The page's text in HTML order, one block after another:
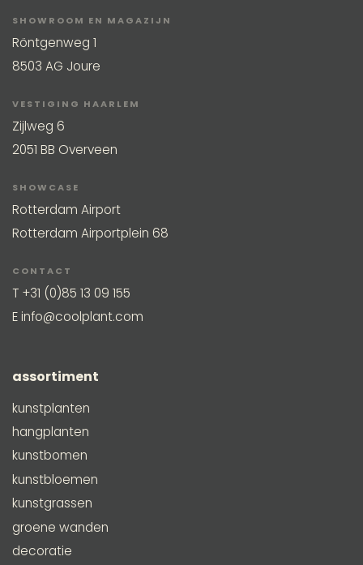
SHOWROOM EN MAGAZIJN
Röntgenweg 1
8503 AG Joure
VESTIGING HAARLEM
Zijlweg 6
2051 BB Overveen
SHOWCASE
Rotterdam Airport
Rotterdam Airportplein 68
CONTACT
T +31 (0)85 13 09 155
Einfo@coolplant.com
assortiment
kunstplanten
hangplanten
kunstbomen
kunstbloemen
kunstgrassen
groene wanden
decoratie